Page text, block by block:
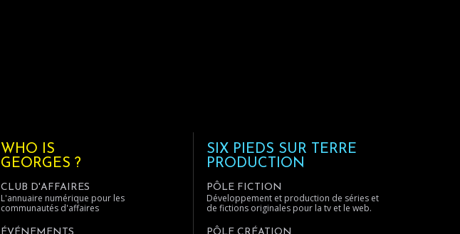
WHO IS
GEORGES ?
CLUB D'AFFAIRES
L'annuaire numérique pour les
communautés d'affaires
SIX PIEDS SUR TERRE
PRODUCTION
PÔLE FICTION
Développement et production de séries et
de fictions originales pour la tv et le web.